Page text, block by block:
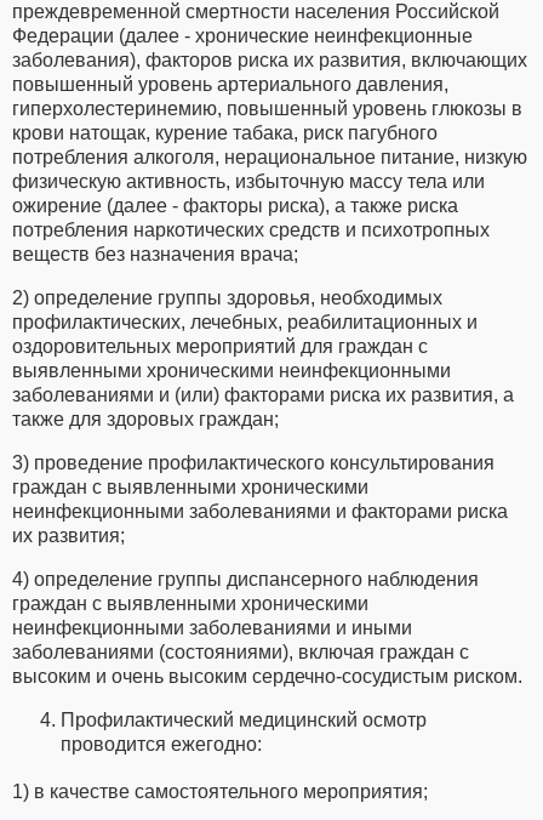
преждевременной смертности населения Российской
Федерации (далее - хронические неинфекционные
заболевания), факторов риска их развития, включающих
повышенный уровень артериального давления,
гиперхолестеринемию, повышенный уровень глюкозы в
крови натощак, курение табака, риск пагубного
потребления алкоголя, нерациональное питание, низкую
физическую активность, избыточную массу тела или
ожирение (далее - факторы риска), а также риска
потребления наркотических средств и психотропных
веществ без назначения врача;
2) определение группы здоровья, необходимых
профилактических, лечебных, реабилитационных и
оздоровительных мероприятий для граждан с
выявленными хроническими неинфекционными
заболеваниями и (или) факторами риска их развития, а
также для здоровых граждан;
3) проведение профилактического консультирования
граждан с выявленными хроническими
неинфекционными заболеваниями и факторами риска
их развития;
4) определение группы диспансерного наблюдения
граждан с выявленными хроническими
неинфекционными заболеваниями и иными
заболеваниями (состояниями), включая граждан с
высоким и очень высоким сердечно-сосудистым риском.
Профилактический медицинский осмотр
проводится ежегодно:
1) в качестве самостоятельного мероприятия;